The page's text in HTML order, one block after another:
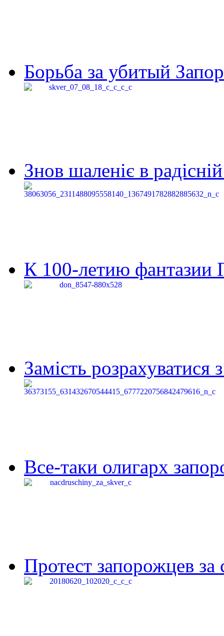
Борьба за убитый
Знов шаленіє в
К 100-летию фантазии
Замість
Все-таки олигарх
Протест запорожцев за